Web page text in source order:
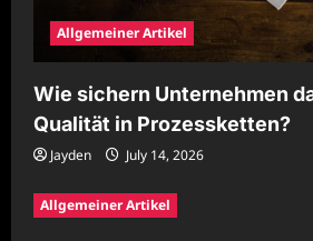
Allgemeiner Artikel
Wie sichern Unternehmen
Qualität in Prozessketten?
Jayden July 14, 2026
Allgemeiner Artikel